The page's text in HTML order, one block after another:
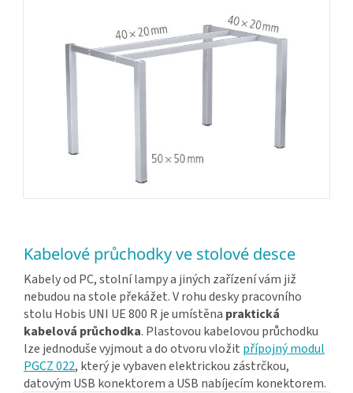
Kabelové průchodky ve stolové desce
Kabely od PC, stolní lampy a jiných zařízení vám již
nebudou na stole překážet. V rohu desky pracovního
stolu Hobis UNI UE 800 R je umístěna praktická
kabelová průchodka. Plastovou kabelovou průchodku
lze jednoduše vyjmout a do otvoru vložit přípojný modul
PGCZ 022, který je vybaven elektrickou zástrčkou,
datovým USB konektorem a USB nabíjecím konektorem.